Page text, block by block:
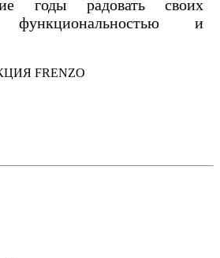
годы радовать своих
функциональностью и